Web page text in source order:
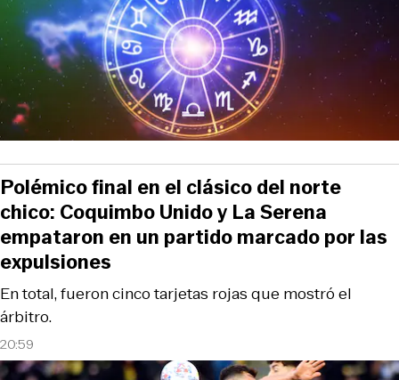
20:59
En total, fueron cinco tarjetas rojas que mostró el
árbitro.
Polémico final en el clásico del norte
chico: Coquimbo Unido y La Serena
empataron en un partido marcado por las
expulsiones